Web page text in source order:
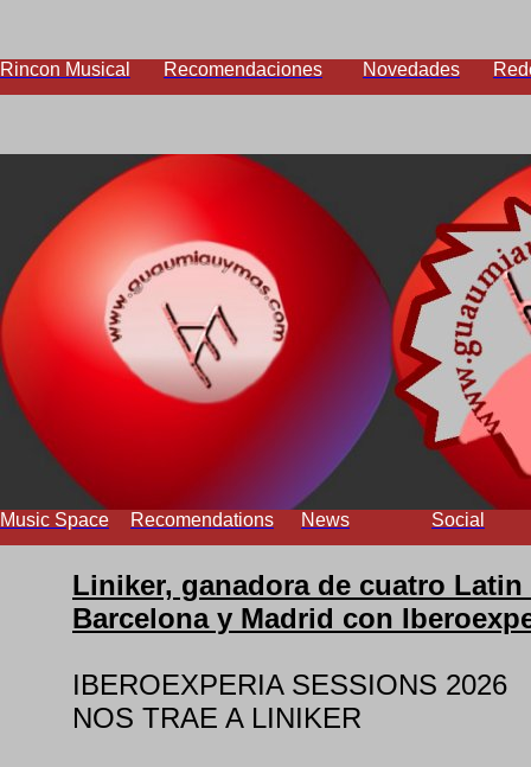
Rincon Musical Recomendaciones Novedades
Music Space Recomendations News Social
Liniker, ganadora de cuatro Latin
Barcelona y Madrid con
IBEROEXPERIA SESSIONS 2026
NOS TRAE A LINIKER